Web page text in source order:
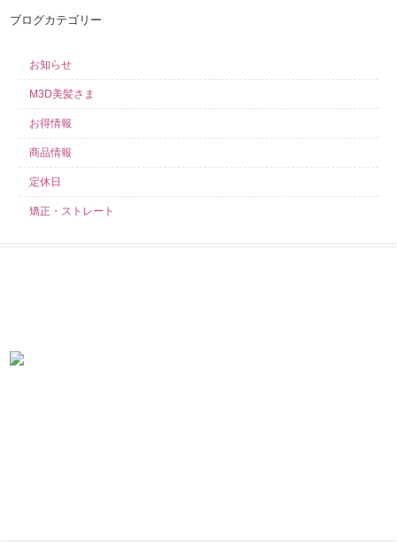
ブログカテゴリー
お知らせ
M3D美髪さま
お得情報
商品情報
定休日
矯正・ストレート